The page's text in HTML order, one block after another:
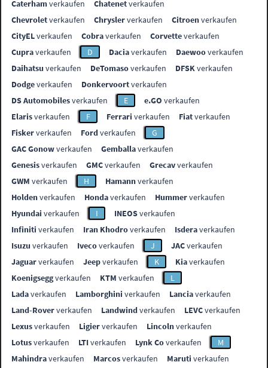
Caterhamverkaufen Chatenetverkaufen
Chevroletverkaufen Chryslerverkaufen Citroenverkaufen
CityELverkaufen Cobraverkaufen Corvetteverkaufen
Cupraverkaufen D Daciaverkaufen Daewooverkaufen
Daihatsu verkaufen DeTomasoverkaufen DFSKverkaufen
Dodgeverkaufen Donkervoortverkaufen
DS Automobilesverkaufen E e.GO verkaufen
Elarisverkaufen F Ferrari verkaufen Fiatverkaufen
Fiskerverkaufen Fordverkaufen
G
GAC Gonowverkaufen Gemballaverkaufen
Genesisverkaufen GMCverkaufen Grecavverkaufen
GWM verkaufen H Hamannverkaufen
Holdenverkaufen Hondaverkaufen Hummerverkaufen
Hyundai verkaufen I INEOSverkaufen
Infiniti verkaufen Iran Khodroverkaufen Isderaverkaufen
Isuzu verkaufen Ivecoverkaufen J JACverkaufen
Jaguarverkaufen Jeepverkaufen K Kiaverkaufen
Koenigseggverkaufen KTM verkaufen
L
Ladaverkaufen Lamborghini verkaufen Lanciaverkaufen
Land-Roververkaufen Landwindverkaufen LEVCverkaufen
Lexusverkaufen Ligierverkaufen Lincolnverkaufen
Lotusverkaufen LTIverkaufen Lynk Coverkaufen
M
Mahindraverkaufen Marcosverkaufen Maruti verkaufen